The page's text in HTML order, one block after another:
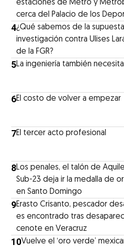
estaciones de Metro y
cerca del Palacio de los
4¿Qué sabemos de la supuesta
investigación contra Ulises
de la FGR?
5La ingeniería también
6El costo de volver a empezar
7El tercer acto profesional
8Los penales, el talón de
Sub-23 deja ir la medalla de
en Santo Domingo
9Erasto Crisanto, pescador
es encontrado tras
cenote en Veracruz
10Vuelve el ‘oro verde’